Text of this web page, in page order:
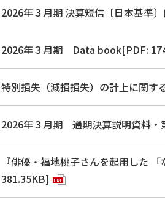
2026年３月期 決算短信〔日本基準
2026年３月期 Data book[PDF:
特別損失（減損損失）の計上に関
2026年３月期 通期決算説明資料
『俳優・福地桃子さんを起用した
381.35KB]